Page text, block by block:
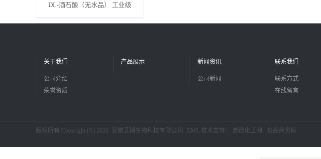
DL-酒石酸（无水品） 工业级
关于我们
公司介绍
荣誉资质
产品展示 新闻资讯
公司新闻
联系我们
联系方式
在线留言
版权所有 Copyright (©) 2026 安徽艾博生物科技有限公司 XML 技术支持： 盖德化工网 食品商务网